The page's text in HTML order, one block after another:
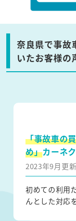
奈良県で事故
いたお客様の
「事故車の
め」カーネ
2023年9月更
初めての利用
んとした対応